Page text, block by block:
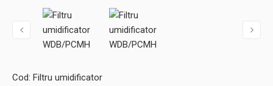
Cod: Filtru umidificator